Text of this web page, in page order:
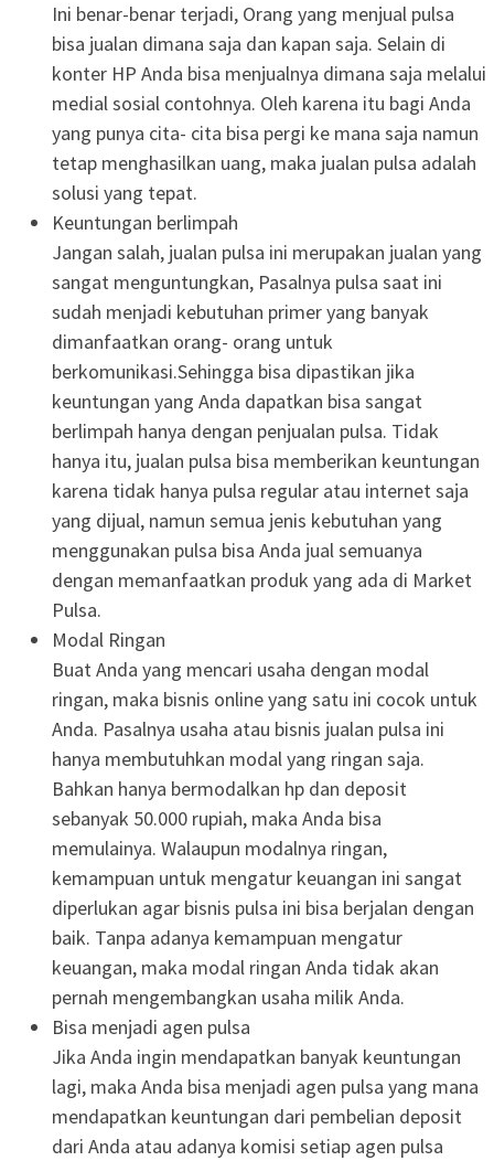
Ini benar-benar terjadi, Orang yang menjual pulsa
bisa jualan dimana saja dan kapan saja. Selain di
konter HP Anda bisa menjualnya dimana saja melalui
medial sosial contohnya. Oleh karena itu bagi Anda
yang punya cita- cita bisa pergi ke mana saja namun
tetap menghasilkan uang, maka jualan pulsa adalah
solusi yang tepat.
Keuntungan berlimpah
Jangan salah, jualan pulsa ini merupakan jualan yang
sangat menguntungkan, Pasalnya pulsa saat ini
sudah menjadi kebutuhan primer yang banyak
dimanfaatkan orang- orang untuk
berkomunikasi.Sehingga bisa dipastikan jika
keuntungan yang Anda dapatkan bisa sangat
berlimpah hanya dengan penjualan pulsa. Tidak
hanya itu, jualan pulsa bisa memberikan keuntungan
karena tidak hanya pulsa regular atau internet saja
yang dijual, namun semua jenis kebutuhan yang
menggunakan pulsa bisa Anda jual semuanya
dengan memanfaatkan produk yang ada di Market
Pulsa.
Modal Ringan
Buat Anda yang mencari usaha dengan modal
ringan, maka bisnis online yang satu ini cocok untuk
Anda. Pasalnya usaha atau bisnis jualan pulsa ini
hanya membutuhkan modal yang ringan saja.
Bahkan hanya bermodalkan hp dan deposit
sebanyak 50.000 rupiah, maka Anda bisa
memulainya. Walaupun modalnya ringan,
kemampuan untuk mengatur keuangan ini sangat
diperlukan agar bisnis pulsa ini bisa berjalan dengan
baik. Tanpa adanya kemampuan mengatur
keuangan, maka modal ringan Anda tidak akan
pernah mengembangkan usaha milik Anda.
Bisa menjadi agen pulsa
Jika Anda ingin mendapatkan banyak keuntungan
lagi, maka Anda bisa menjadi agen pulsa yang mana
mendapatkan keuntungan dari pembelian deposit
dari Anda atau adanya komisi setiap agen pulsa